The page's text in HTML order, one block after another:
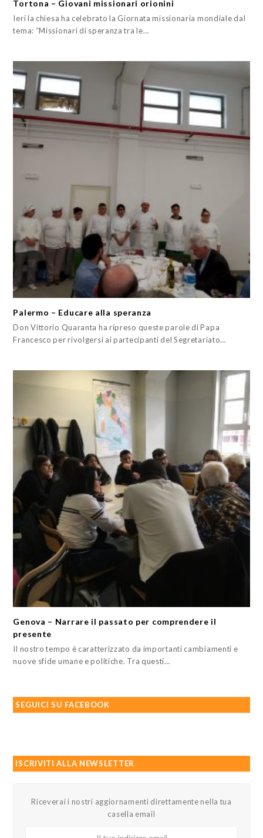
Tortona – Giovani missionari orionini
Ieri la chiesa ha celebrato la Giornata missionaria mondiale dal
tema: “Missionari di speranza tra le…
Palermo – Educare alla speranza
Don Vittorio Quaranta ha ripreso queste parole di Papa
Francesco per rivolgersi ai partecipanti del Segretariato…
Genova – Narrare il passato per comprendere il
presente
Il nostro tempo è caratterizzato da importanti cambiamenti e
nuove sfide umane e politiche. Tra questi…
SEGUICI SU FACEBOOK
ISCRIVITI ALLA NEWSLETTER
Riceverai i nostri aggiornamenti direttamente nella tua
casella email